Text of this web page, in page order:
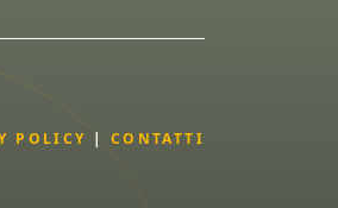
POLICY | CONTATTI